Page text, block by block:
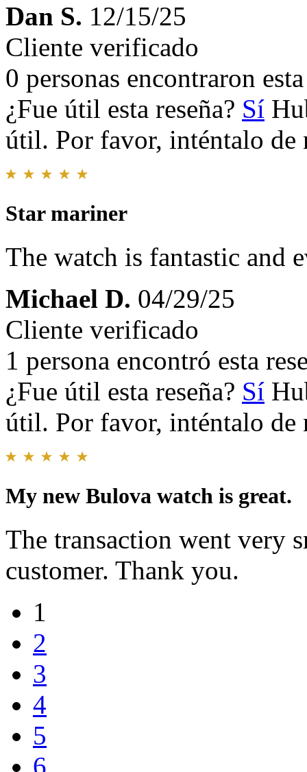
Dan S. 12/15/25
Cliente verificado
0 personas encontraron
¿Fue útil esta reseña? Sí
útil. Por favor, inténtalo de
Star mariner
The watch is fantastic and
Michael D. 04/29/25
Cliente verificado
1 persona encontró esta
¿Fue útil esta reseña? Sí
útil. Por favor, inténtalo de
My new Bulova watch is great.
The transaction went very
customer. Thank you.
1
2
3
4
5